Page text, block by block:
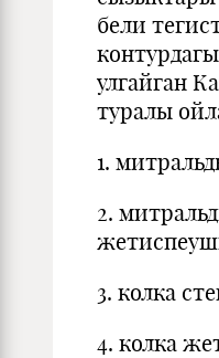
бели
улгайган
туралы
1.
2.
3. колка
4. колка